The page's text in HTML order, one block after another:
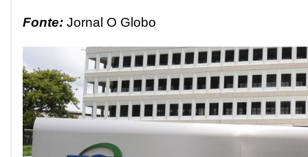
Fonte: Jornal O Globo